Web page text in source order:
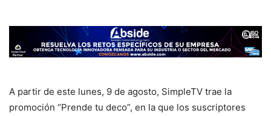
A partir de este lunes, 9 de agosto, SimpleTV trae la
promoción “Prende tu deco”, en la que los suscriptores